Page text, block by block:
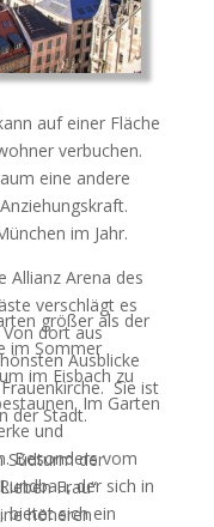
auf einer Fläche
verbuchen.
eine andere
im Jahr.
Allianz Arena des
verschlägt es
dort aus
Ausblicke
Sie ist
der Stadt.
Südturm der
Frau“
höheren
größer als der
im Sommer
im Eisbach zu
Im Garten
und
Besonders vom
der sich in
bietet sich ein